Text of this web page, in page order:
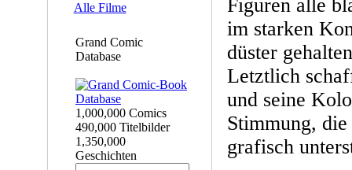
Alle Filme
Grand Comic
Database
1,000,000 Comics
490,000 Titelbilder
1,350,000
Geschichten
Figuren alle
im starken
düster
Letztlich
und seine
Stimmung,
grafisch